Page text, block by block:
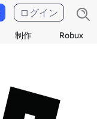
制作 Robux
ログイン